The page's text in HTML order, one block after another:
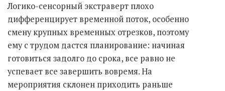
Логико-сенсорный экстраверт плохо
дифференцирует временной поток, особенно
смену крупных временных отрезков, поэтому
ему с трудом дастся планирование: начиная
готовиться задолго до срока, все равно не
успевает все завершить вовремя. На
мероприятия склонен приходить раньше